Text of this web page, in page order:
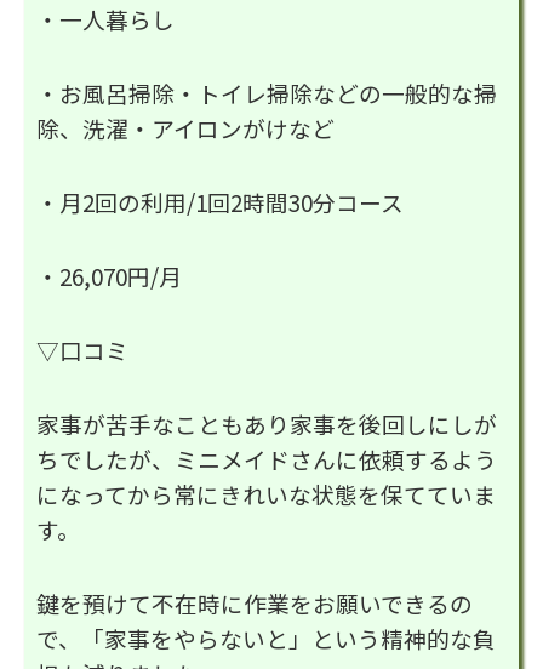
・一人暮らし
・お風呂掃除・トイレ掃除などの一般的な掃
除、洗濯・アイロンがけなど
・月2回の利用/1回2時間30分コース
・26,070円/月
▽口コミ
家事が苦手なこともあり家事を後回しにしが
ちでしたが、ミニメイドさんに依頼するよう
になってから常にきれいな状態を保てていま
す。
鍵を預けて不在時に作業をお願いできるの
で、「家事をやらないと」という精神的な負